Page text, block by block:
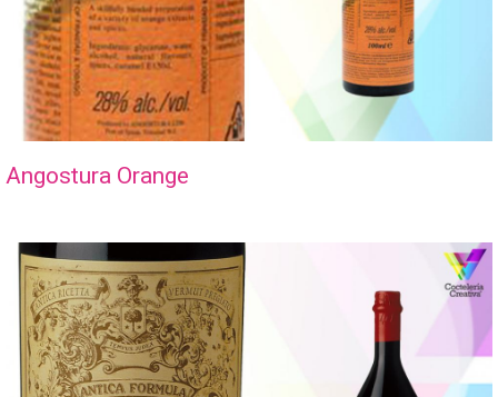
Angostura Orange